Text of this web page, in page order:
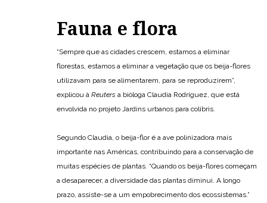
Fauna e flora
“Sempre que as cidades crescem, estamos a eliminar
florestas, estamos a eliminar a vegetação que os beija-flores
utilizavam para se alimentarem, para se reproduzirem”,
explicou à Reuters a bióloga Claudia Rodríguez, que está
envolvida no projeto Jardins urbanos para colibris.
Segundo Claudia, o beija-flor é a ave polinizadora mais
importante nas Américas, contribuindo para a conservação de
muitas espécies de plantas. “Quando os beija-flores começam
a desaparecer, a diversidade das plantas diminui. A longo
prazo, assiste-se a um empobrecimento dos ecossistemas.”